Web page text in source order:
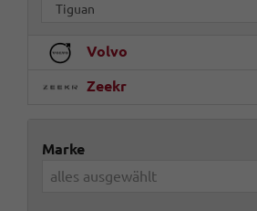
Tiguan
Volvo
Zeekr
Marke
alles ausgewählt